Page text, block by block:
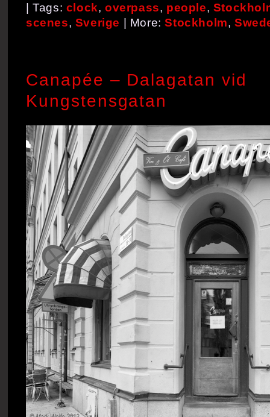
| Tags: clock,overpass, people,
scenes, Sverige | More:Stockholm,
Canapée – Dalagatan vid
Kungstensgatan